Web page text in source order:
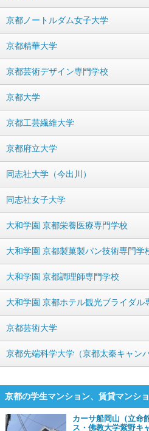
京都ノートルダム女子大学
京都精華大学
京都芸術デザイン専門学校
京都大学
京都工芸繊維大学
京都府立大学
同志社大学（今出川）
同志社女子大学
大和学園 京都栄養医療専門学校
大和学園 京都製菓製パン技術専門学
大和学園 京都調理師専門学校
大和学園 京都ホテル観光ブライダル
京都芸術大学
京都先端科学大学（京都太秦キャンパ
京都の学生マンション、賃貸マンシ
カーサ船岡山（立命
ス・佛教大学紫野キ